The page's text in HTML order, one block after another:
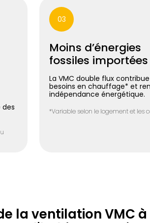
03
Moins d’énergies
fossiles importées
La VMC double flux
besoins en chauffage* et
indépendance énergétique.
*Variable selon le logement et les
la ventilation VMC